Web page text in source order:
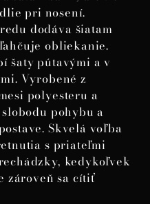
pri nosení.
dodáva šiatam
obliekanie.
šaty pútavými a v
Vyrobené z
polyesteru a
pohybu a
Skvelá voľba
s priateľmi
kedykoľvek
zároveň sa cítiť